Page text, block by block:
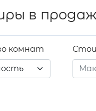
в
комнат